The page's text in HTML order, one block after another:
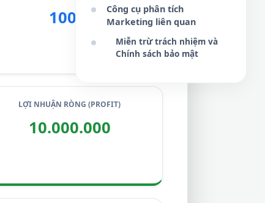
100.0
LỢI NHUẬN RÒNG (PROFIT)
10.000.000
Công cụ phân tích
Marketing liên quan
Miễn trừ trách nhiệm và
Chính sách bảo mật